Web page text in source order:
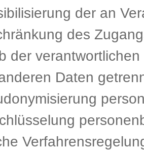
der an
des
der verantwortlichen
Daten